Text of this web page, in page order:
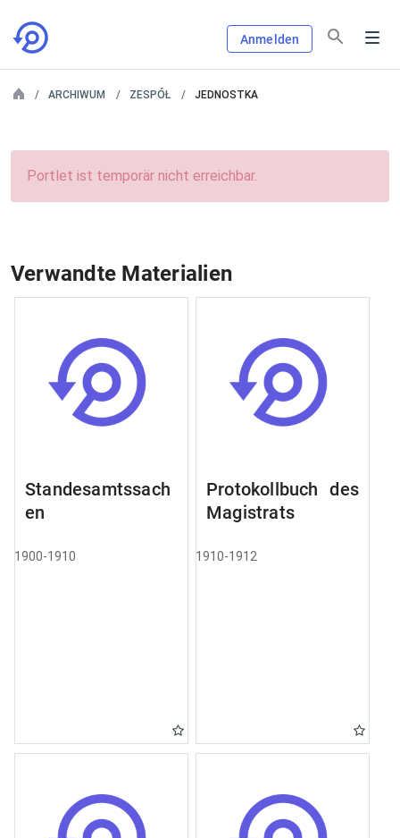
Anmelden
ARCHIWUM ZESPÓŁ JEDNOSTKA
Portlet ist temporär nicht erreichbar.
Verwandte Materialien
Standesamtssach
en
1900-1910
Protokollbuch des
Magistrats
1910-1912